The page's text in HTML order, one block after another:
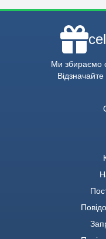
Ми збираємо